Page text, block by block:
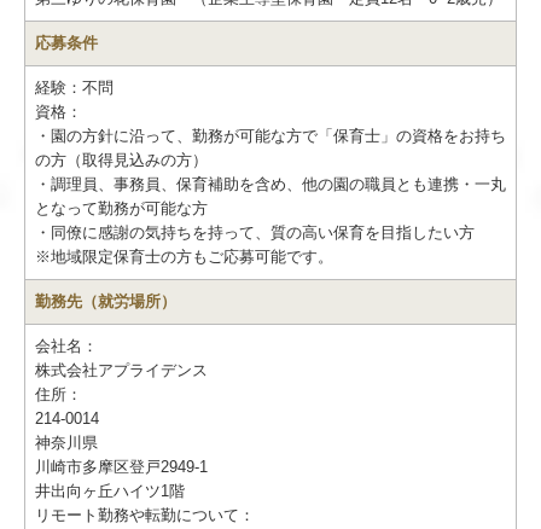
応募条件
経験：不問
資格：
・園の方針に沿って、勤務が可能な方で「保育士」の資格をお持ち
の方（取得見込みの方）
・調理員、事務員、保育補助を含め、他の園の職員とも連携・一丸
となって勤務が可能な方
・同僚に感謝の気持ちを持って、質の高い保育を目指したい方
※地域限定保育士の方もご応募可能です。
勤務先（就労場所）
会社名：
株式会社アプライデンス
住所：
214-0014
神奈川県
川崎市多摩区登戸2949-1
井出向ヶ丘ハイツ1階
リモート勤務や転勤について：